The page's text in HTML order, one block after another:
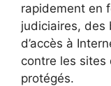
rapidement en
judiciaires, des
d’accès à
contre les
protégés.